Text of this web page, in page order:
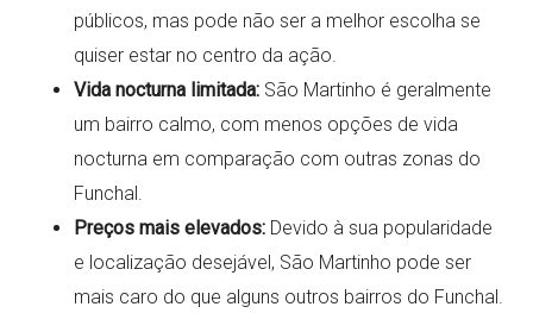
públicos, mas pode não ser a melhor escolha se
quiser estar no centro da ação.
Vida nocturna limitada: São Martinho é geralmente
um bairro calmo, com menos opções de vida
nocturna em comparação com outras zonas do
Funchal.
Preços mais elevados: Devido à sua popularidade
e localização desejável, São Martinho pode ser
mais caro do que alguns outros bairros do Funchal.